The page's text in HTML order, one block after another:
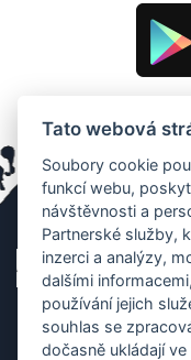
Tato webová
Soubory cookie
funkcí webu,
návštěvnosti a
Partnerské služby,
inzerci a analýzy,
dalšími
používání jejich
souhlas se
dočasně ukládají